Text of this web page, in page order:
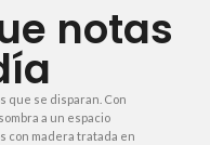
notas
que se disparan. Con
a un espacio
con madera tratada en